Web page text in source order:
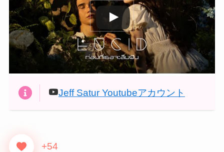
Jeff Satur Youtubeアカウント
+54